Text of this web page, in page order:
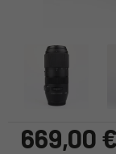
669,00 €